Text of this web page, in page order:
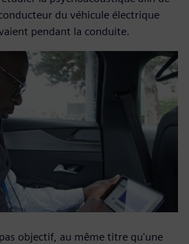
du véhicule électrique
pendant la conduite.
objectif, au même titre qu'une